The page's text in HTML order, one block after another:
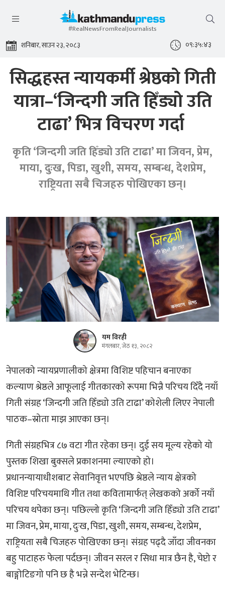
#RealNewsFromRealJournalists
शनिबार, साउन २३, २०८३ ०९:३५:४४
सिद्धहस्त न्यायकर्मी श्रेष्ठको गिती
यात्रा–‘जिन्दगी जति हिँड्यो उति
टाढा’ भित्र विचरण गर्दा
कृति ‘जिन्दगी जति हिँड्यो उति टाढा’ मा जिवन, प्रेम,
माया, दुःख, पिडा, खुशी, समय, सम्बन्ध, देशप्रेम,
राष्ट्रियता सबै चिजहरु पोखिएका छन्।
यम विरही
मंगलबार, जेठ १३, २०८२
नेपालको न्यायप्रणालीको क्षेत्रमा विशिष्ट पहिचान बनाएका
कल्याण श्रेष्ठले आफूलाई गीतकारको रूपमा भिन्नै परिचय दिँदै नयाँ
गिती संग्रह ‘जिन्दगी जति हिँड्यो उति टाढा’ कोशेली लिएर नेपाली
पाठक–स्रोता माझ आएका छन्।
गिती संग्रहभित्र ८७ वटा गीत रहेका छन्। दुई सय मूल्य रहेको यो
पुस्तक शिखा बुक्सले प्रकाशनमा ल्याएको हो।
प्रधानन्यायाधीशबाट सेवानिवृत्त भएपछि श्रेष्ठले न्याय क्षेत्रको
विशिष्ट परिचयमाथि गीत तथा कवितामार्फत् लेखकको अर्को नयाँ
परिचय थपेका छन्। पछिल्लो कृति ‘जिन्दगी जति हिँड्यो उति टाढा’
मा जिवन, प्रेम, माया, दुःख, पिडा, खुशी, समय, सम्बन्ध, देशप्रेम,
राष्ट्रियता सबै चिजहरु पोखिएका छन्। संग्रह पढ्दै जाँदा जीवनका
बहु पाटाहरु फेला पर्दछन्। जीवन सरल र सिधा मात्र छैन है, चेप्टो र
बाङ्गोटिङगो पनि छ है भन्ने सन्देश भेटिन्छ।